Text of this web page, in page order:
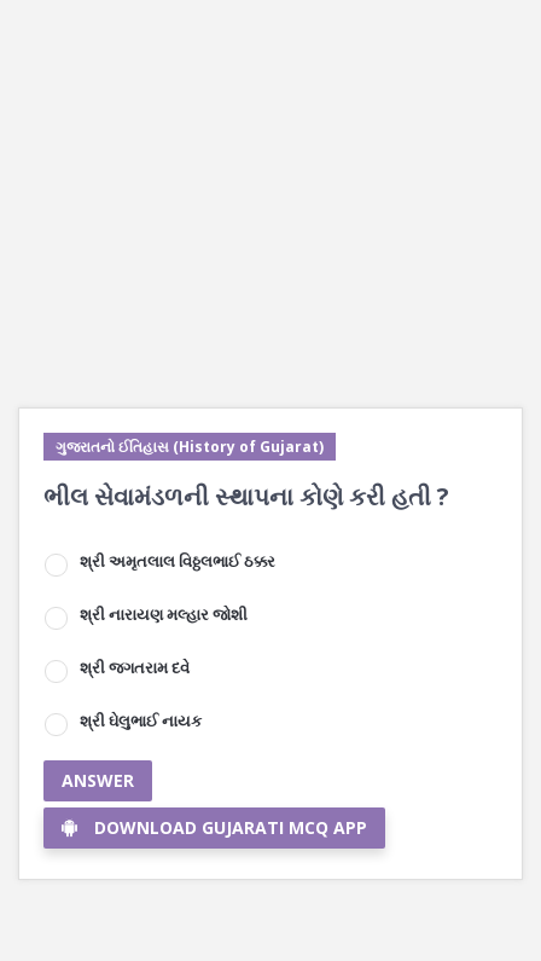
ગુજરાતનો ઈતિહાસ (History of Gujarat)
ભીલ સેવામંડળની સ્થાપના કોણે કરી હતી ?
શ્રી અમૃતલાલ વિઠ્ઠલભાઈ ઠક્કર
શ્રી નારાયણ મલ્હાર જોશી
શ્રી જગતરામ દવે
શ્રી ઘેલુભાઈ નાયક
ANSWER
DOWNLOAD GUJARATI MCQ APP